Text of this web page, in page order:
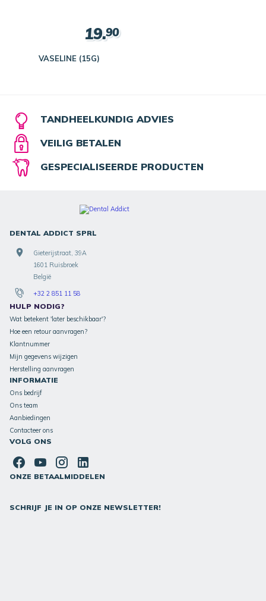
VASELINE (15G)
19.90
TANDHEELKUNDIG ADVIES
VEILIG BETALEN
GESPECIALISEERDE PRODUCTEN
DENTAL ADDICT SPRL
Gieterijstraat, 39A
1601 Ruisbroek
België
+32 2 851 11 58
HULP NODIG?
Wat betekent 'later beschikbaar'?
Hoe een retour aanvragen?
Klantnummer
Mijn gegevens wijzigen
Herstelling aanvragen
INFORMATIE
Ons bedrijf
Ons team
Aanbiedingen
Contacteer ons
VOLG ONS
ONZE BETAALMIDDELEN
SCHRIJF JE IN OP ONZE NEWSLETTER!